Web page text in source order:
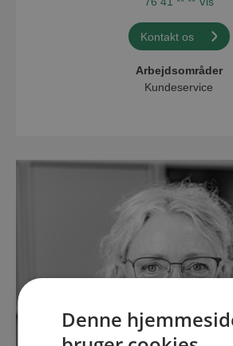
Kontakt os
Arbejdsområder
Kundeservice
Denne